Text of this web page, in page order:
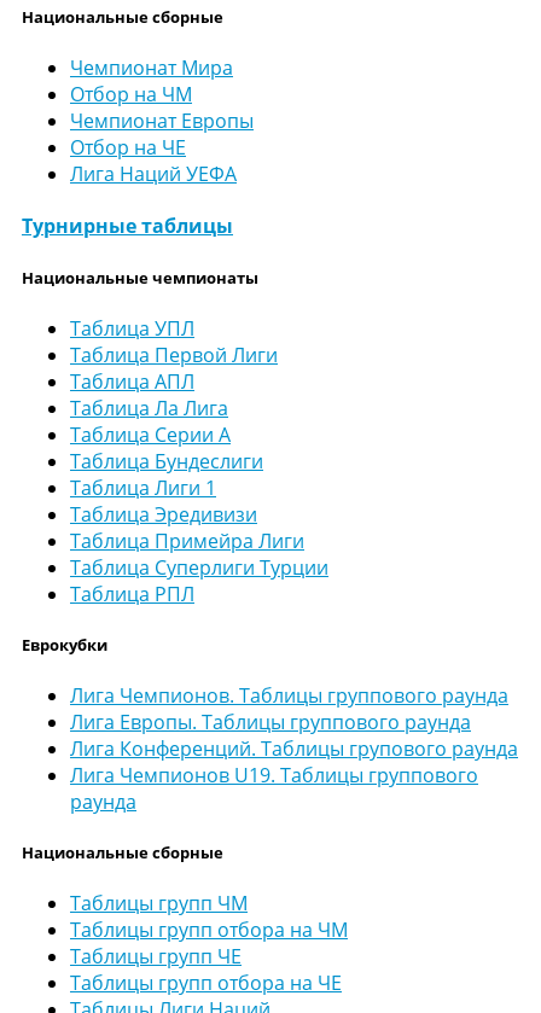
Национальные сборные
Чемпионат Мира
Отбор на ЧМ
Чемпионат Европы
Отбор на ЧЕ
Лига Наций УЕФА
Турнирные таблицы
Национальные чемпионаты
Таблица УПЛ
Таблица Первой Лиги
Таблица АПЛ
Таблица Ла Лига
Таблица Серии А
Таблица Бундеслиги
Таблица Лиги 1
Таблица Эредивизи
Таблица Примейра Лиги
Таблица Суперлиги Турции
Таблица РПЛ
Еврокубки
Лига Чемпионов. Таблицы группового раунда
Лига Европы. Таблицы группового раунда
Лига Конференций. Таблицы групового раунда
Лига Чемпионов U19. Таблицы группового
раунда
Национальные сборные
Таблицы групп ЧМ
Таблицы групп отбора на ЧМ
Таблицы групп ЧЕ
Таблицы групп отбора на ЧЕ